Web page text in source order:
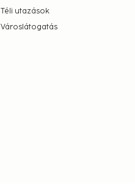
Téli utazások
Városlátogatás